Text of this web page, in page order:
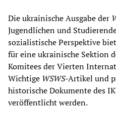
Die ukrainische Ausgabe der
Jugendlichen und
sozialistische Perspektive
für eine ukrainische Sektion
Komitees der Vierten
Wichtige WSWS-Artikel und
historische Dokumente des
veröffentlicht werden.